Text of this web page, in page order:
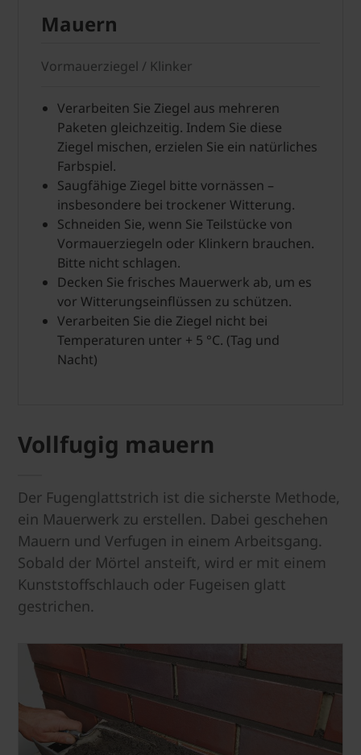
Mauern
Vormauerziegel / Klinker
Verarbeiten Sie Ziegel aus mehreren
Paketen gleichzeitig. Indem Sie diese
Ziegel mischen, erzielen Sie ein natürliches
Farbspiel.
Saugfähige Ziegel bitte vornässen –
insbesondere bei trockener Witterung.
Schneiden Sie, wenn Sie Teilstücke von
Vormauerziegeln oder Klinkern brauchen.
Bitte nicht schlagen.
Decken Sie frisches Mauerwerk ab, um es
vor Witterungseinflüssen zu schützen.
Verarbeiten Sie die Ziegel nicht bei
Temperaturen unter + 5 °C. (Tag und
Nacht)
Vollfugig mauern
Der Fugenglattstrich ist die sicherste Methode,
ein Mauerwerk zu erstellen. Dabei geschehen
Mauern und Verfugen in einem Arbeitsgang.
Sobald der Mörtel ansteift, wird er mit einem
Kunststoffschlauch oder Fugeisen glatt
gestrichen.